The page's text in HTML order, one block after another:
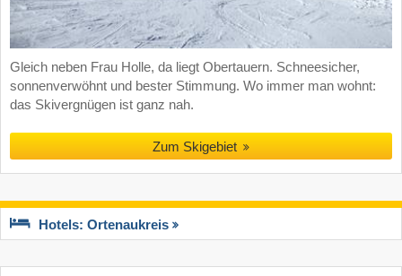
Gleich neben Frau Holle, da liegt Obertauern. Schneesicher,
sonnenverwöhnt und bester Stimmung. Wo immer man wohnt:
das Skivergnügen ist ganz nah.
Zum Skigebiet
Hotels: Ortenaukreis